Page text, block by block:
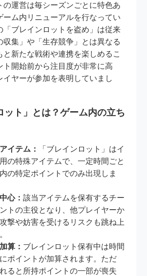
の運営は毎シーズンごとに特色あ
ーム内リニューアルを行なってい
「ブレインロットを盗め」は従来
収集」や「生存競争」とは異なる
と新たな戦術や連携を楽しめるこ
ト開始前から注目度が非常に高
イヤーが参加を表明していまし
ット」とは？ゲーム内の立ち
イテム：
「ブレインロット」はイ
の特殊アイテムで、一定時間ごと
の特定ポイントでのみ出現しま
心：該当アイテムを保有するチー
トの主役となり、他プレイヤーか
撃や妨害を受けるリスクも跳ね上
算： ブレインロット保有中は時間
ポイントが加算されます。ただ
ると所持ポイントの一部が喪失